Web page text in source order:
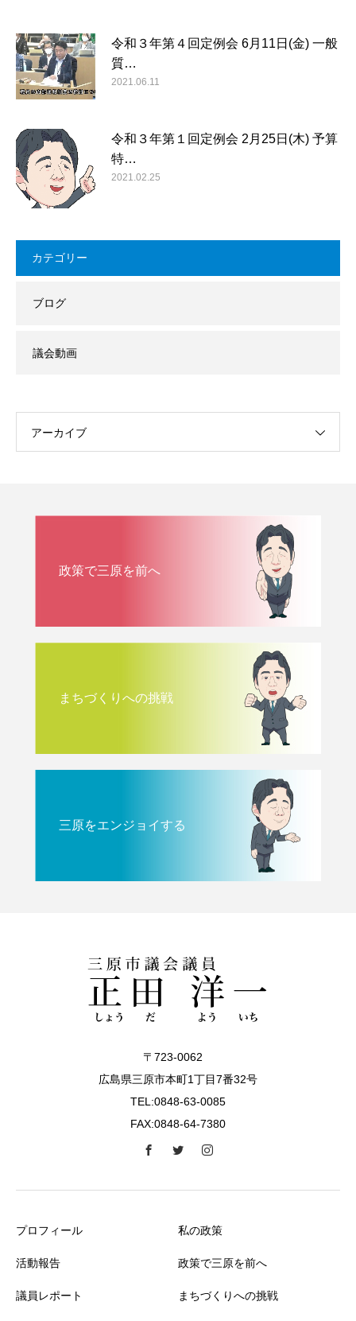
令和３年第４回定例会 6月11日(金) 一般
質…
2021.06.11
令和３年第１回定例会 2月25日(木) 予算
特…
2021.02.25
カテゴリー
ブログ
議会動画
アーカイブ
政策で三原を前へ
まちづくりへの挑戦
三原をエンジョイする
〒723-0062
広島県三原市本町1丁目7番32号
TEL:0848-63-0085
FAX:0848-64-7380
プロフィール
活動報告
議員レポート
私の政策
政策で三原を前へ
まちづくりへの挑戦